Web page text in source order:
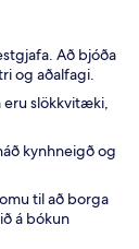
Að bjóða
og aðalfagi.
eru slökkvitæki,
kynhneigð og
til að borga
á bókun